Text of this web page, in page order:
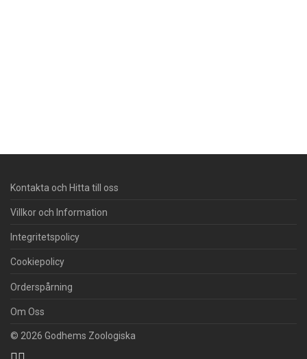
Kontakta och Hitta till oss
Villkor och Information
Integritetspolicy
Cookiepolicy
Orderspårning
Om Oss
© 2026 Godhems Zoologiska